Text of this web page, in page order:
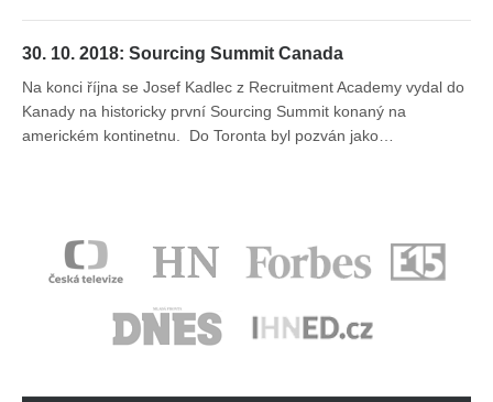
30. 10. 2018: Sourcing Summit Canada
Na konci října se Josef Kadlec z Recruitment Academy vydal do
Kanady na historicky první Sourcing Summit konaný na
americkém kontinetnu. Do Toronta byl pozván jako…